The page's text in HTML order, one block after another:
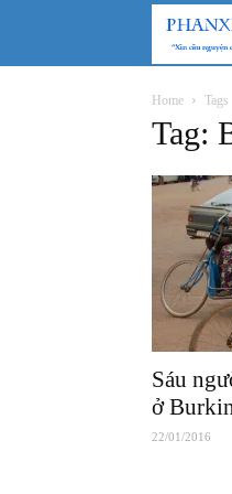
Home Tags
Tag:
Sáu
ở
22/01/2016